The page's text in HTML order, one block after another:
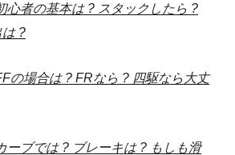
者の基本は ? スタックしたら ?
?
の場合は ? FRなら ? 四駆なら大丈
ブでは ? ブレーキは ? もしも滑